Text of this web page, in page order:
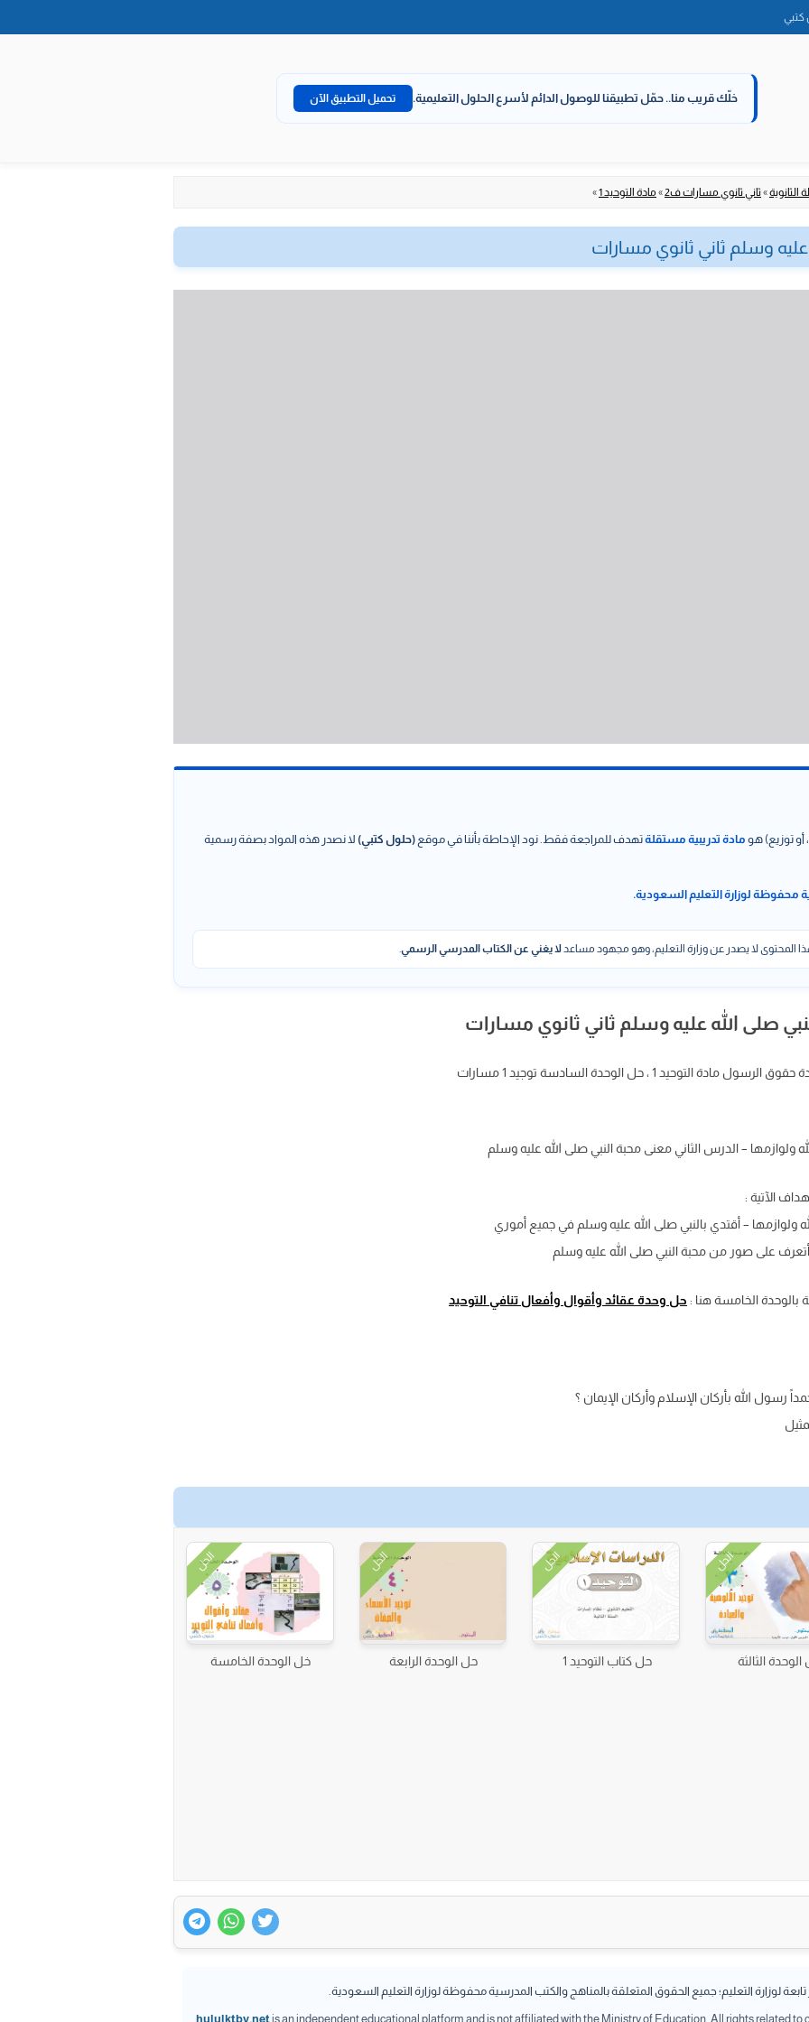
كتبي
خلّك قريب منا.. حمّل تطبيقنا للوصول الدائم لأسرع الحلول التعليمية. تحميل التطبيق الآن
الثانوية»ثاني ثانوي مسارات ف2 » مادة التوحيد 1 »
وسلم ثاني ثانوي مسارات
أو توزيع) هو مادة تدريبية مستقلةتهدف للمراجعة فقط. نود الإحاطة بأننا في موقع (حلول كتبي) لا نصدر هذه المواد بصفة رسمية
محفوظة لوزارة التعليم السعودية.
المحتوى لا يصدر عن وزارة التعليم، وهو مجهود مساعدلا يغني عن الكتاب المدرسي الرسمي.
صلى الله عليه وسلم ثاني ثانوي مسارات
1 ، حل الوحدة السادسة توجيد 1 مسارات
– الدرس الثاني معنى محبة النبي صلى الله عليه وسلم
الآتية :
– أقتدي بالنبي صلى الله عليه وسلم في جميع أموري
على صور من محبة النبي صلى الله عليه وسلم
بالوحدة الخامسة هنا : حل وحدة عقائد وأقوال وأفعال تنافي التوحيد
رسول الله بأركان الإسلام وأركان الإيمان ؟
الحل
الثالثة
الحل
حل كتاب التوحيد 1
الحل
حل الوحدة الرابعة
الحل
خل الوحدة الخامسة
لوزارة التعليم؛ جميع الحقوق المتعلقة بالمناهج والكتب المدرسية محفوظة لوزارة التعليم السعودية.
hululktby.netis an independent educational platform and is not affiliated with the Ministry of Education. All rights related to